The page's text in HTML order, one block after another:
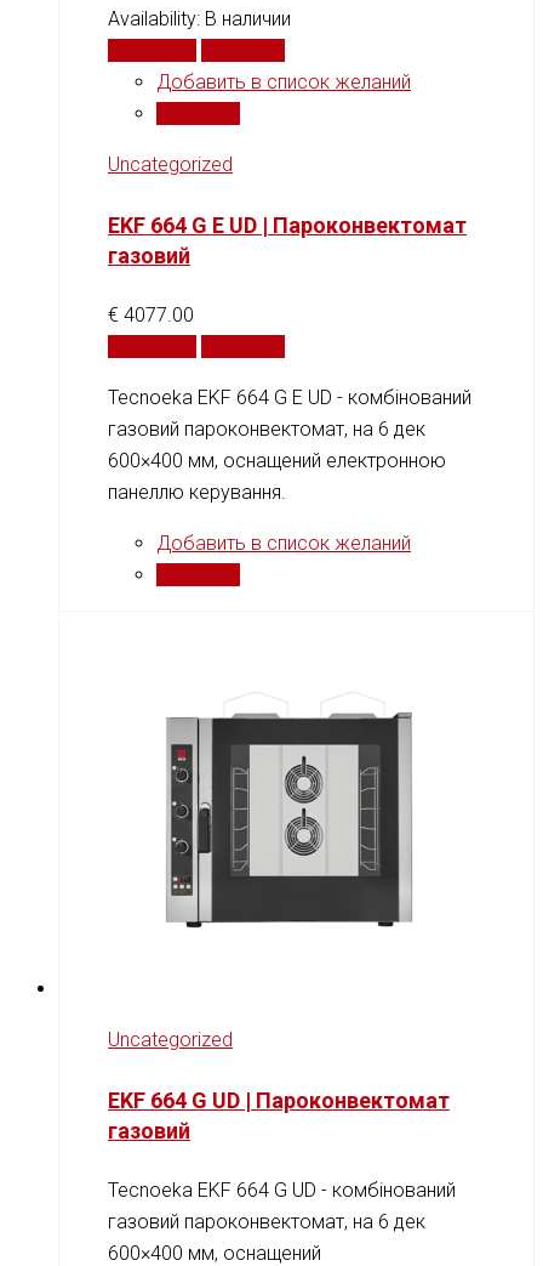
Availability: В наличии
Добавить в список желаний
Uncategorized
EKF 664 G E UD | Пароконвектомат
газовий
€ 4077.00
Tecnoeka EKF 664 G E UD - комбінований
газовий пароконвектомат, на 6 дек
600×400 мм, оснащений електронною
панеллю керування.
Добавить в список желаний
Uncategorized
EKF 664 G UD | Пароконвектомат
газовий
Tecnoeka EKF 664 G UD - комбінований
газовий пароконвектомат, на 6 дек
600×400 мм, оснащений